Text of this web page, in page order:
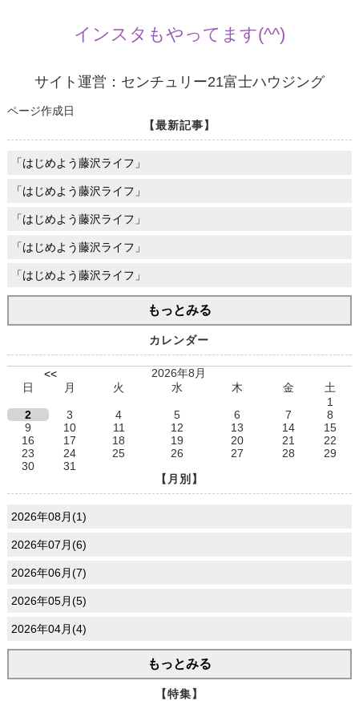
インスタもやってます(^^)
サイト運営：センチュリー21富士ハウジング
ページ作成日
【最新記事】
「はじめよう藤沢ライフ」
「はじめよう藤沢ライフ」
「はじめよう藤沢ライフ」
「はじめよう藤沢ライフ」
「はじめよう藤沢ライフ」
もっとみる
カレンダー
<<
2026年8月
日
月 火 水 木 金
土
1
2
3 4 5 6 7
8
9
10 11 12 13 14
15
16
17 18 19 20 21
22
23
24 25 26 27 28
29
30
31
【月別】
2026年08月(1)
2026年07月(6)
2026年06月(7)
2026年05月(5)
2026年04月(4)
もっとみる
【特集】